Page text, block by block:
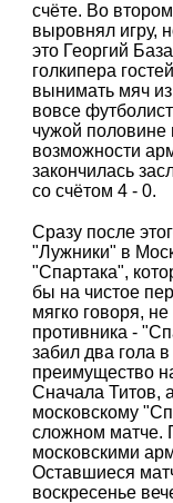
счёте. Во
выровнял игру,
это Георгий
голкипера
вынимать мяч из
вовсе
чужой
возможности
закончилась
со счётом 4 - 0.
Сразу после
"Лужники" в
"Спартака",
бы на чистое
мягко говоря,
противника -
забил два гола
преимущество
Сначала Титов,
московскому
сложном матче.
московскими
Оставшиеся
воскресенье